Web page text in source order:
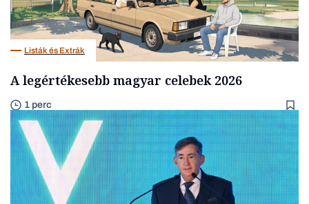
Listák és Extrák
A legértékesebb magyar celebek 2026
1 perc